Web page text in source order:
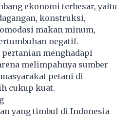
ekonomi terbesar, yaitu
konstruksi,
makan minum,
negatif.
menghadapi
melimpahnya sumber
petani di
cukup kuat.
yang timbul di Indonesia